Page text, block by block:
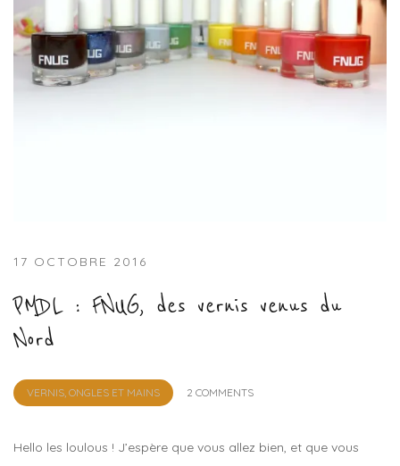
17 OCTOBRE 2016
PMDL : FNUG, des vernis venus du
Nord
VERNIS, ONGLES ET MAINS
by
2 COMMENTS
Hello les loulous ! J’espère que vous allez bien, et que vous